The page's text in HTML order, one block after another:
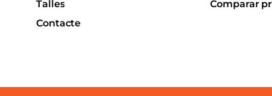
Talles
Contacte